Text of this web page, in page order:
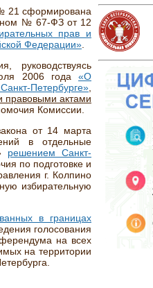
21 сформирована
№ 67-ФЗ от 12
прав и
Федерации».
руководствуясь
2006 года «О
Петербурге»,
актами
Комиссии.
от 14 марта
в отдельные
решением Санкт-
по подготовке и
г. Колпино
избирательную
в границах
голосования
на всех
на территории